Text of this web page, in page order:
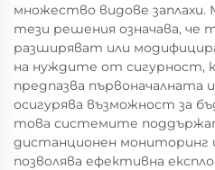
множество видове
тези решения означава, че
разширяват или
на нуждите от сигурност,
предпазва първоначалната
осигурява възможност за
това системите
дистанционен мониторинг
позволява ефективна